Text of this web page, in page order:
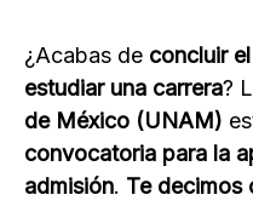
¿Acabas de concluir
estudiar una carrera?
de México (UNAM)
convocatoria para la
admisión. Te decimos